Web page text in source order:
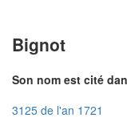
Bignot
Son nom est cité
3125 de l'an 1721